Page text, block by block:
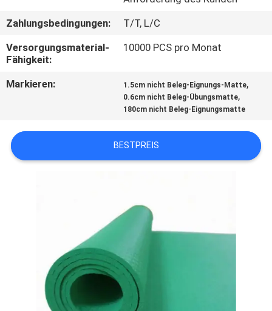
SIE
MIT
UNS
IN
BLOG
SITEMAP
Zahlungsbedingungen:
T/T, L/C
Versorgungsmaterial-
Fähigkeit:
10000 PCS pro Monat
Markieren: 1.5cm nicht Beleg-Eignungs-Matte,
0.6cm nicht Beleg-Übungsmatte,
180cm nicht Beleg-Eignungsmatte
BESTPREIS